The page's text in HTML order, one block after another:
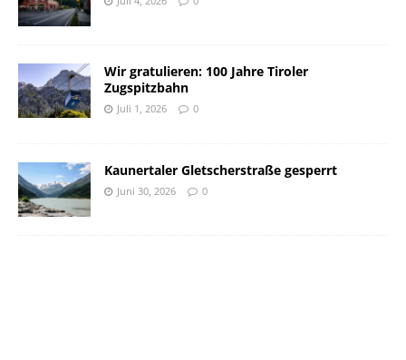
Wir gratulieren: 100 Jahre Tiroler
Zugspitzbahn
Juli 1, 2026 0
Kaunertaler Gletscherstraße gesperrt
Juni 30, 2026 0